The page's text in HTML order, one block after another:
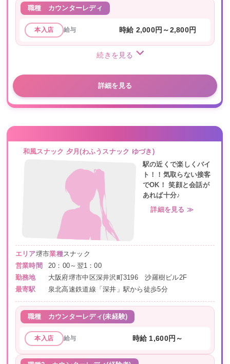
職種 カウンターレディ
本入店 給与 時給 2,000円～2,800円
続きを見る
詳細を見る
和風スナック 夕月(わふうスナック ゆづき)
駅の近くで楽しくバイ
ト！！気取らない接客
でOK！ 笑顔と会話が
あれば十分♪
詳細を見る ≫
エリア堺市業種スナック
営業時間
20：00～翌1：00
勤務地
大阪府堺市中区深井沢町3196 沙羅樹ビル2F
最寄駅
泉北高速鉄道線「深井」駅から徒歩5分
職種 カウンターレディ(未経験)
本入店 給与 時給 1,600円～